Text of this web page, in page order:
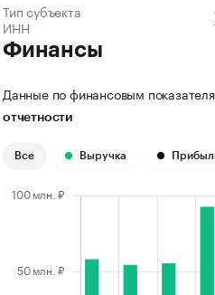
Тип субъекта
ИНН
Финансы
Данные по финансовым
отчетности
Все Выручка